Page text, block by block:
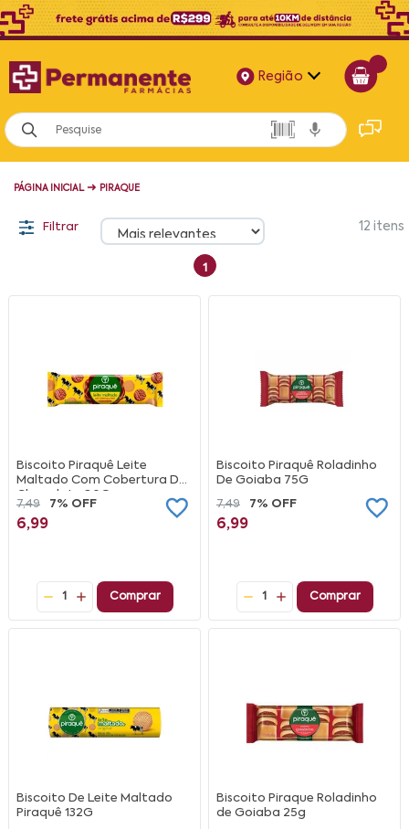
Região
Alagoas
Bahia
PÁGINA INICIAL ➜ PIRAQUE
Filtrar 12 itens
1
Biscoito Piraquê Leite
Maltado Com Cobertura De
Chocolate 80G
7,49 7% OFF
6,99
1 Comprar
Biscoito Piraquê Roladinho
De Goiaba 75G
7,49
7% OFF
6,99
1 Comprar
Biscoito De Leite Maltado
Piraquê 132G
Biscoito Piraque Roladinho
de Goiaba 25g